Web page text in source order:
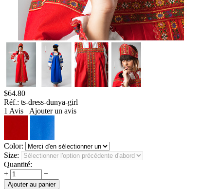
$64.80
Réf.: ts-dress-dunya-girl
1 Avis Ajouter un avis
Color:
Size:
Quantité:
+
−
Ajouter au panier